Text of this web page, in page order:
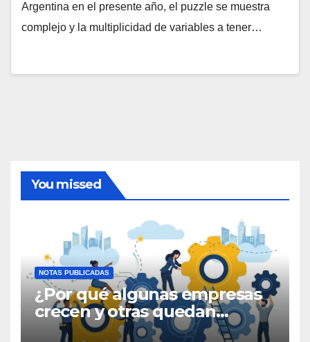
Argentina en el presente año, el puzzle se muestra
complejo y la multiplicidad de variables a tener…
You missed
NOTAS PUBLICADAS
¿Por qué algunas empresas
crecen y otras quedan
atrapadas en el día a día?